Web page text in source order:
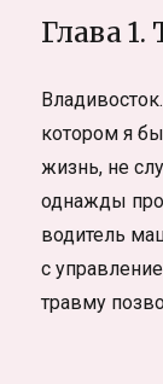
Глава
котором я
жизнь, не
однажды
водитель
с
травму